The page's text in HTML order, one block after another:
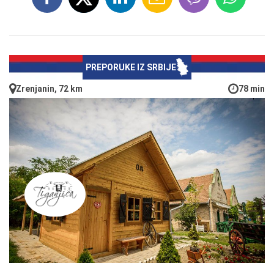
PREPORUKE IZ SRBIJE
Zrenjanin, 72 km 78 min